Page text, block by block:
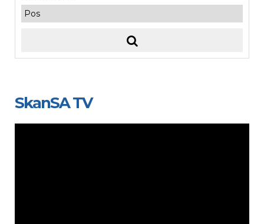
SkanSA TV